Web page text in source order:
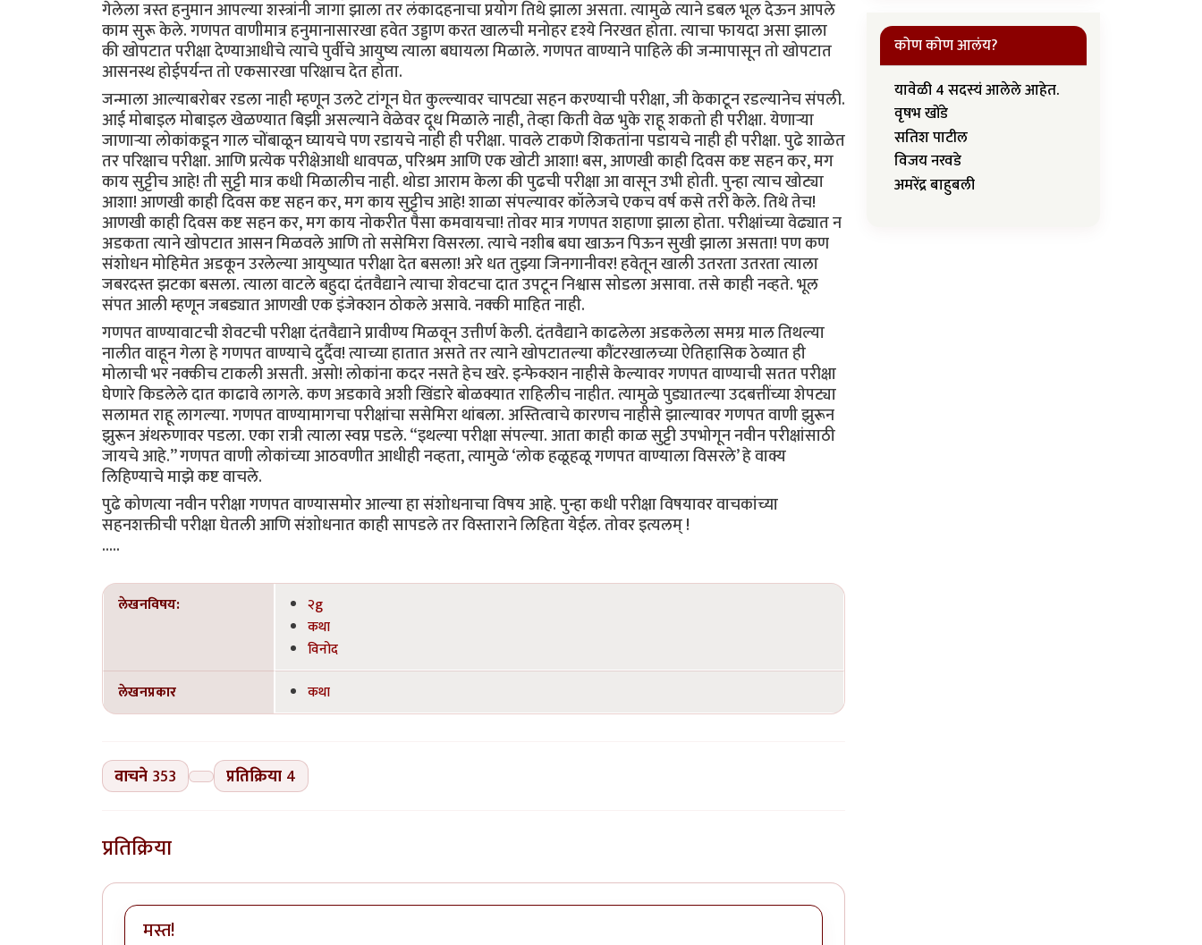
गेलेला त्रस्त हनुमान आपल्या शस्त्रांनी जागा झाला तर लंकादहनाचा प्रयोग तिथे झाला असता. त्यामुळे त्याने डबल भूल देऊन आपले
काम सुरू केले. गणपत वाणीमात्र हनुमानासारखा हवेत उड्डाण करत खालची मनोहर दृश्ये निरखत होता. त्याचा फायदा असा झाला
की खोपटात परीक्षा देण्याआधीचे त्याचे पुर्वीचे आयुष्य त्याला बघायला मिळाले. गणपत वाण्याने पाहिले की जन्मापासून तो खोपटात
आसनस्थ होईपर्यन्त तो एकसारखा परिक्षाच देत होता.
जन्माला आल्याबरोबर रडला नाही म्हणून उलटे टांगून घेत कुल्ल्यावर चापट्या सहन करण्याची परीक्षा, जी केकाटून रडल्यानेच संपली.
आई मोबाइल मोबाइल खेळण्यात बिझी असल्याने वेळेवर दूध मिळाले नाही, तेव्हा किती वेळ भुके राहू शकतो ही परीक्षा. येणाऱ्या
जाणाऱ्या लोकांकडून गाल चोंबाळून घ्यायचे पण रडायचे नाही ही परीक्षा. पावले टाकणे शिकतांना पडायचे नाही ही परीक्षा. पुढे शाळेत
तर परिक्षाच परीक्षा. आणि प्रत्येक परीक्षेआधी धावपळ, परिश्रम आणि एक खोटी आशा! बस, आणखी काही दिवस कष्ट सहन कर, मग
काय सुट्टीच आहे! ती सुट्टी मात्र कधी मिळालीच नाही. थोडा आराम केला की पुढची परीक्षा आ वासून उभी होती. पुन्हा त्याच खोट्या
आशा! आणखी काही दिवस कष्ट सहन कर, मग काय सुट्टीच आहे! शाळा संपल्यावर कॉलेजचे एकच वर्ष कसे तरी केले. तिथे तेच!
आणखी काही दिवस कष्ट सहन कर, मग काय नोकरीत पैसा कमवायचा! तोवर मात्र गणपत शहाणा झाला होता. परीक्षांच्या वेढ्यात न
अडकता त्याने खोपटात आसन मिळवले आणि तो ससेमिरा विसरला. त्याचे नशीब बघा खाऊन पिऊन सुखी झाला असता! पण कण
संशोधन मोहिमेत अडकून उरलेल्या आयुष्यात परीक्षा देत बसला! अरे धत तुझ्या जिनगानीवर! हवेतून खाली उतरता उतरता त्याला
जबरदस्त झटका बसला. त्याला वाटले बहुदा दंतवैद्याने त्याचा शेवटचा दात उपटून निश्वास सोडला असावा. तसे काही नव्हते. भूल
संपत आली म्हणून जबड्यात आणखी एक इंजेक्शन ठोकले असावे. नक्की माहित नाही.
गणपत वाण्यावाटची शेवटची परीक्षा दंतवैद्याने प्रावीण्य मिळवून उत्तीर्ण केली. दंतवैद्याने काढलेला अडकलेला समग्र माल तिथल्या
नालीत वाहून गेला हे गणपत वाण्याचे दुर्दैव! त्याच्या हातात असते तर त्याने खोपटातल्या कौंटरखालच्या ऐतिहासिक ठेव्यात ही
मोलाची भर नक्कीच टाकली असती. असो! लोकांना कदर नसते हेच खरे. इन्फेक्शन नाहीसे केल्यावर गणपत वाण्याची सतत परीक्षा
घेणारे किडलेले दात काढावे लागले. कण अडकावे अशी खिंडारे बोळक्यात राहिलीच नाहीत. त्यामुळे पुड्यातल्या उदबत्तींच्या शेपट्या
सलामत राहू लागल्या. गणपत वाण्यामागचा परीक्षांचा ससेमिरा थांबला. अस्तित्वाचे कारणच नाहीसे झाल्यावर गणपत वाणी झुरून
झुरून अंथरुणावर पडला. एका रात्री त्याला स्वप्न पडले. “इथल्या परीक्षा संपल्या. आता काही काळ सुट्टी उपभोगून नवीन परीक्षांसाठी
जायचे आहे.” गणपत वाणी लोकांच्या आठवणीत आधीही नव्हता, त्यामुळे ‘लोक हळूहळू गणपत वाण्याला विसरले’ हे वाक्य
लिहिण्याचे माझे कष्ट वाचले.
पुढे कोणत्या नवीन परीक्षा गणपत वाण्यासमोर आल्या हा संशोधनाचा विषय आहे. पुन्हा कधी परीक्षा विषयावर वाचकांच्या
सहनशक्तीची परीक्षा घेतली आणि संशोधनात काही सापडले तर विस्ताराने लिहिता येईल. तोवर इत्यलम् !
.....
लेखनविषय:
२g
कथा
विनोद
लेखनप्रकार
कथा
वाचने 353 प्रतिक्रिया 4
प्रतिक्रिया
मस्त!
कोण कोण आलंय?
यावेळी 4 सदस्यं आलेले आहेत.
वृषभ खोंडे
सतिश पाटील
विजय नरवडे
अमरेंद्र बाहुबली